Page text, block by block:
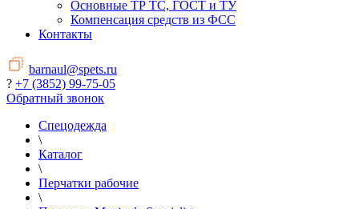
Основные ТР ТС, ГОСТ и ТУ
Компенсация средств из ФСС
Контакты
barnaul@spets.ru
? +7 (3852) 99-75-05
Обратный звонок
Спецодежда
\
Каталог
\
Перчатки рабочие
\